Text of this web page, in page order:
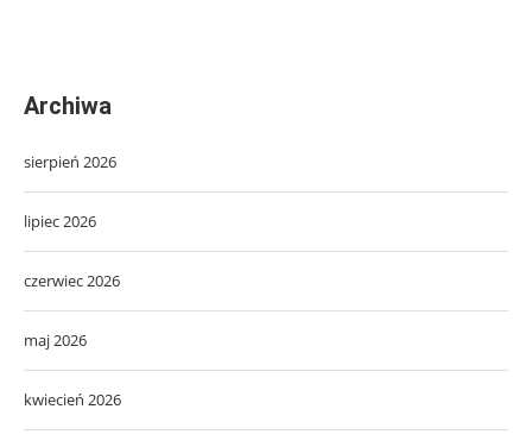
Archiwa
sierpień 2026
lipiec 2026
czerwiec 2026
maj 2026
kwiecień 2026